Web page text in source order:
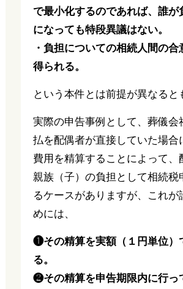
で最小化するのであれば、誰が
になっても特段異議はない。
・負担についての相続人間の合
得られる。
という本件とは前提が異なると
実際の申告事例として、葬儀会
払を配偶者が直接していた場合
費用を精算することによって、
親族（子）の負担として相続税
るケースがありますが、これが
めには、
❶その精算を実額（１円単位）
る。
❷その精算を申告期限内に行っ